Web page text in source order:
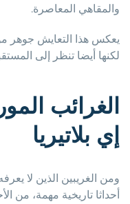
والمقاهي المعاصرة.
يعكس هذا التعايش جوهر
لكنها أيضا تنظر إلى
الغرائب
إي بلاتيريا
ومن الغريبين الذين لا
أحداثا تاريخية مهمة، من